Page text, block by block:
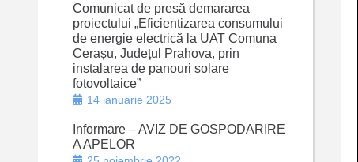
Comunicat de presă demararea
proiectului „Eficientizarea consumului
de energie electrică la UAT Comuna
Cerașu, Județul Prahova, prin
instalarea de panouri solare
fotovoltaice”
14 ianuarie 2025
Informare – AVIZ DE GOSPODARIRE
A APELOR